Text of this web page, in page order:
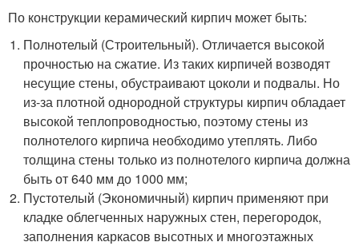
По конструкции керамический кирпич может быть:
Полнотелый (Строительный). Отличается высокой
прочностью на сжатие. Из таких кирпичей возводят
несущие стены, обустраивают цоколи и подвалы. Но
из-за плотной однородной структуры кирпич обладает
высокой теплопроводностью, поэтому стены из
полнотелого кирпича необходимо утеплять. Либо
толщина стены только из полнотелого кирпича должна
быть от 640 мм до 1000 мм;
Пустотелый (Экономичный) кирпич применяют при
кладке облегченных наружных стен, перегородок,
заполнения каркасов высотных и многоэтажных